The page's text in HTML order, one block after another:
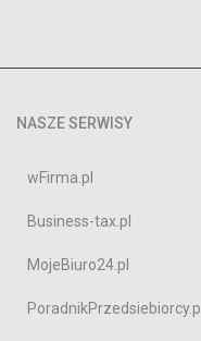
NASZE SERWISY
wFirma.pl
Business-tax.pl
MojeBiuro24.pl
PoradnikPrzedsiebiorcy.pl